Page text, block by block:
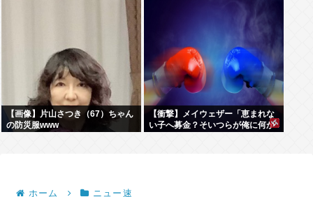
【画像】片山さつき（67）ちゃん
の防災服www
【衝撃】メイウェザー「恵まれな
い子へ募金？そいつらが俺に何か
ホーム ニュー速